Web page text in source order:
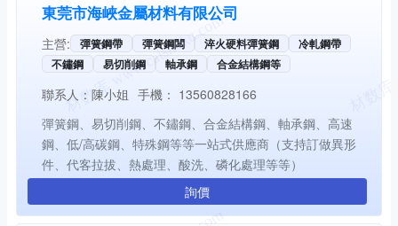
東莞市海峽金屬材料有限公司
主營: 彈簧鋼帶 彈簧鋼闆 淬火硬料彈簧鋼
冷軋鋼帶
不鏽鋼
易切削鋼 軸承鋼 合金結構鋼等
聯系人： 陳小姐 手機： 13560828166
彈簧鋼、易切削鋼、不鏽鋼、合金結構鋼、軸承鋼、高速
鋼、低/高碳鋼、特殊鋼等等一站式供應商（支持訂做異形
件、代客拉拔、熱處理、酸洗、磷化處理等等）
詢價